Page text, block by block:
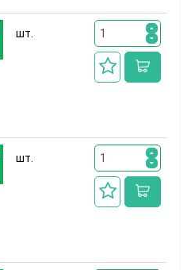
шт.
шт.